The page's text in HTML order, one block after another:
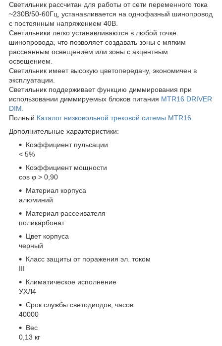
Светильник рассчитан для работы от сети переменного тока
~230В/50-60Гц, устанавливается на однофазный шинопровод
c постоянным напряжением 40В.
Светильники легко устанавливаются в любой точке
шинопровода, что позволяет создавать зоны с мягким
рассеянным освещением или зоны с акцентным
освещением.
Светильник имеет высокую цветопередачу, экономичен в
эксплуатации.
Светильник поддерживает функцию диммирования при
использовании диммируемых блоков питания MTR16 DRIVER
DIM.
Полный Каталог низковольной трековой ситемы MTR16.
Дополнительные характеристики:
Коэффициент пульсации
< 5%
Коэффициент мощности
cos φ > 0,90
Материал корпуса
алюминий
Материал рассеивателя
поликарбонат
Цвет корпуса
черный
Класс защиты от поражения эл. током
III
Климатическое исполнение
УХЛ4
Срок службы светодиодов, часов
40000
Вес
0,13 кг